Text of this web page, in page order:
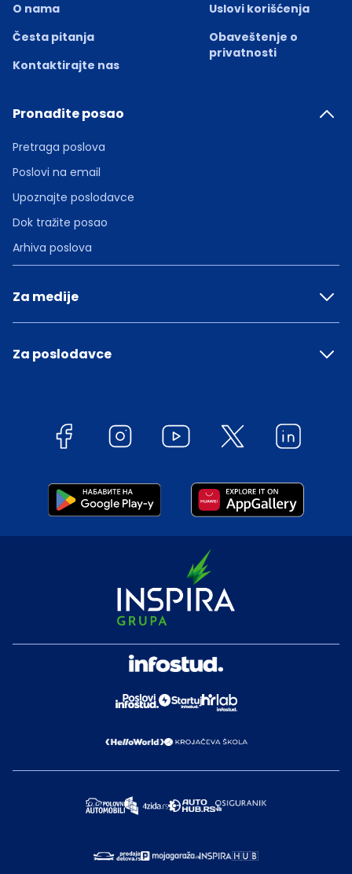
O nama
Česta pitanja
Kontaktirajte nas
Uslovi korišćenja
Obaveštenje o
privatnosti
Pronađite posao
Pretraga poslova
Poslovi na email
Upoznajte poslodavce
Dok tražite posao
Arhiva poslova
Za medije
Za poslodavce